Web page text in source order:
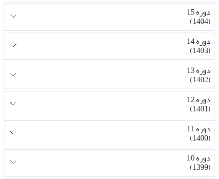
دوره 15
(1404)
دوره 14
(1403)
دوره 13
(1402)
دوره 12
(1401)
دوره 11
(1400)
دوره 10
(1399)